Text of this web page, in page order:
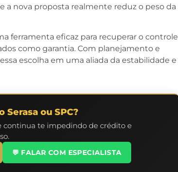
a nova proposta realmente reduz o peso da
ferramenta eficaz para recuperar o controle
como garantia. Com planejamento e
escolha em uma aliada da estabilidade e
Serasa ou SPC?
continua te impedindo de crédito e
💬 FALAR COM ESPECIALISTA